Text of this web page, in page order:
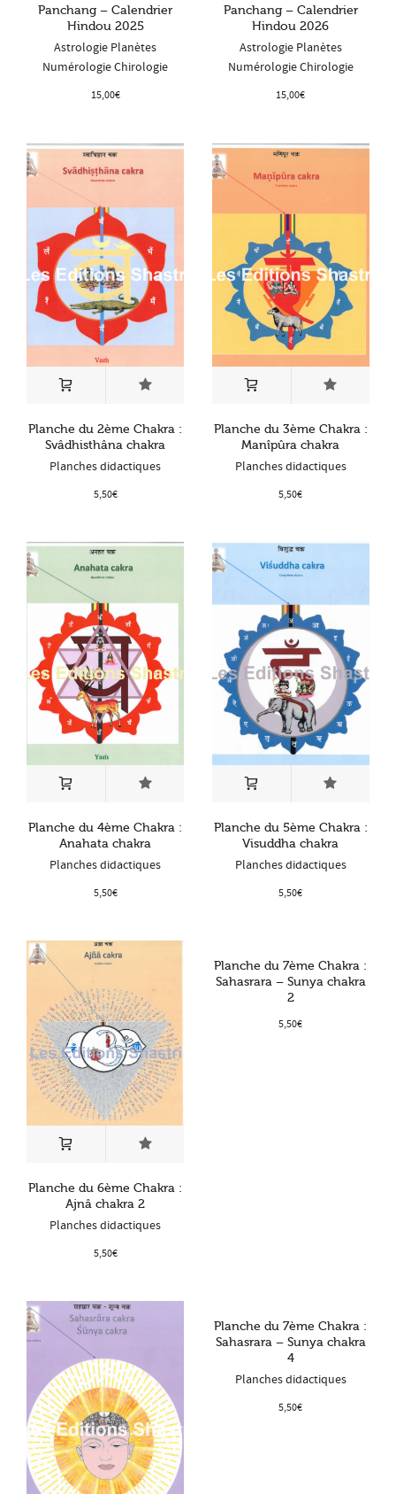
Panchang – Calendrier
Hindou 2025
Astrologie Planètes
Numérologie Chirologie
15,00€
Panchang – Calendrier
Hindou 2026
Astrologie Planètes
Numérologie Chirologie
15,00€
Planche du 2ème Chakra :
Svâdhisthâna chakra
Planches didactiques
5,50€
Planche du 3ème Chakra :
Manîpûra chakra
Planches didactiques
5,50€
Planche du 4ème Chakra :
Anahata chakra
Planches didactiques
5,50€
Planche du 5ème Chakra :
Visuddha chakra
Planches didactiques
5,50€
Planche du 6ème Chakra :
Ajnâ chakra 2
Planches didactiques
5,50€
Planche du 7ème Chakra :
Sahasrara – Sunya chakra
2
5,50€
Planche du 7ème Chakra :
Sahasrara – Sunya chakra
4
Planches didactiques
5,50€